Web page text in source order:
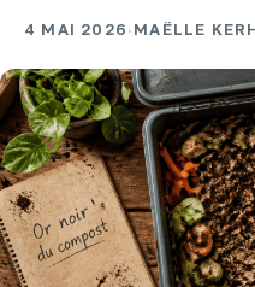
4 MAI 2026·MAËLLE